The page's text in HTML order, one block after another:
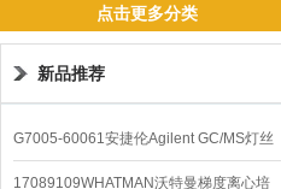
点击更多分类
新品推荐
G7005-60061安捷伦Agilent GC/MS灯丝
配件
17089109WHATMAN沃特曼梯度离心培